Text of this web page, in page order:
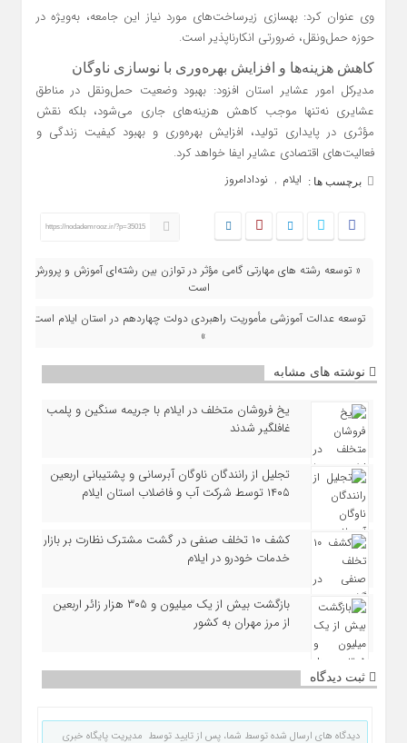
وی عنوان کرد: بهسازی زیرساخت‌های مورد نیاز این جامعه، به‌ویژه در
حوزه حمل‌ونقل، ضرورتی انکارناپذیر است.
کاهش هزینه‌ها و افزایش بهره‌وری با نوسازی ناوگان
مدیرکل امور عشایر استان افزود: بهبود وضعیت حمل‌ونقل در مناطق
عشایری نه‌تنها موجب کاهش هزینه‌های جاری می‌شود، بلکه نقش
مؤثری در پایداری تولید، افزایش بهره‌وری و بهبود کیفیت زندگی و
فعالیت‌های اقتصادی عشایر ایفا خواهد کرد.
برچسب ها : ایلام , نودادامروز
https://nodademrooz.ir/?p=35015
« توسعه رشته‌ های مهارتی گامی مؤثر در توازن بین‌ رشته‌ای آموزش و پرورش
است
توسعه عدالت آموزشی مأموریت راهبردی دولت چهاردهم در استان ایلام است
»
نوشته های مشابه
یخ‌ فروشان متخلف در ایلام با جریمه سنگین و پلمب
غافلگیر شدند
تجلیل از رانندگان ناوگان آبرسانی و پشتیبانی اربعین
۱۴۰۵ توسط شرکت آب و فاضلاب استان ایلام
کشف ۱۰ تخلف صنفی در گشت مشترک نظارت بر بازار
خدمات خودرو در ایلام
بازگشت بیش از یک میلیون و ۳۰۵ هزار زائر اربعین
از مرز مهران به کشور
ثبت دیدگاه
دیدگاه های ارسال شده توسط شما، پس از تایید توسط مدیریت پایگاه خبری